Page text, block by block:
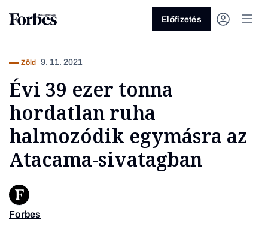
Vagy fedezze fel a következő
Előfizetés
Zöld 9. 11. 2021
Évi 39 ezer tonna
hordatlan ruha
halmozódik egymásra az
Atacama-sivatagban
Forbes